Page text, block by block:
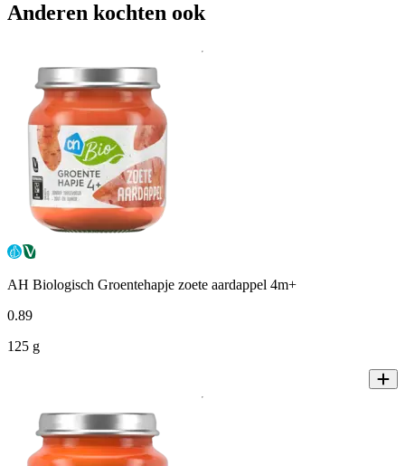
Anderen kochten ook
AH Biologisch Groentehapje zoete aardappel 4m+
0.89
125 g